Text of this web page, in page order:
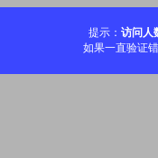
提示： 访问人
如果一直验证